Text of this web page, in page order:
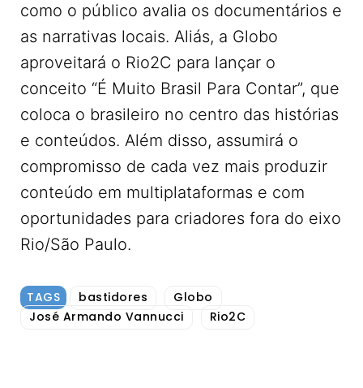
como o público avalia os documentários e
as narrativas locais. Aliás, a Globo
aproveitará o Rio2C para lançar o
conceito “É Muito Brasil Para Contar”, que
coloca o brasileiro no centro das histórias
e conteúdos. Além disso, assumirá o
compromisso de cada vez mais produzir
conteúdo em multiplataformas e com
oportunidades para criadores fora do eixo
Rio/São Paulo.
TAGS bastidores
Globo
José Armando Vannucci
Rio2C